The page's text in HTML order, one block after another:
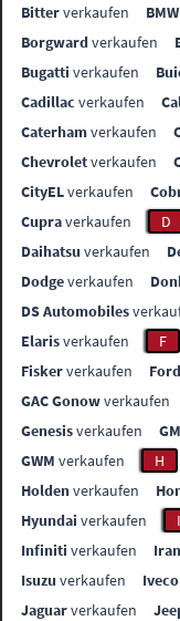
Bitterverkaufen BMW
Borgwardverkaufen
Bugatti verkaufen
Cadillac verkaufen
Caterhamverkaufen
Chevroletverkaufen
CityELverkaufen
Cupraverkaufen D
Daihatsu verkaufen
Dodgeverkaufen
DS Automobiles
Elarisverkaufen F
Fiskerverkaufen Ford
GAC Gonowverkaufen
Genesisverkaufen
GWM verkaufen H
Holdenverkaufen
Hyundai verkaufen I
Infiniti verkaufen
Isuzu verkaufen Iveco
Jaguarverkaufen